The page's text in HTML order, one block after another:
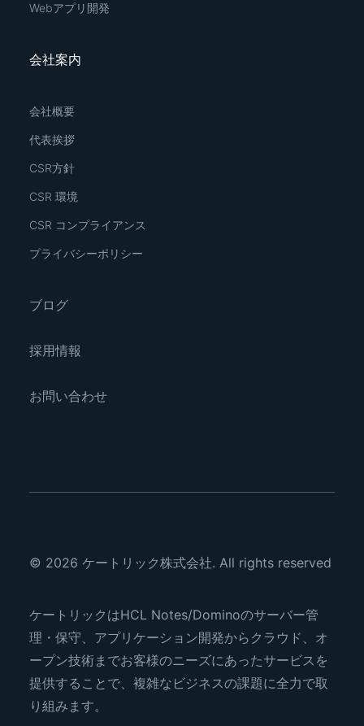
Webアプリ開発
会社案内
会社概要
代表挨拶
CSR方針
CSR 環境
CSR コンプライアンス
プライバシーポリシー
ブログ
採用情報
お問い合わせ
© 2026 ケートリック株式会社. All rights reserved
ケートリックはHCL Notes/Dominoのサーバー管
理・保守、アプリケーション開発からクラウド、オ
ープン技術までお客様のニーズにあったサービスを
提供することで、複雑なビジネスの課題に全力で取
り組みます。